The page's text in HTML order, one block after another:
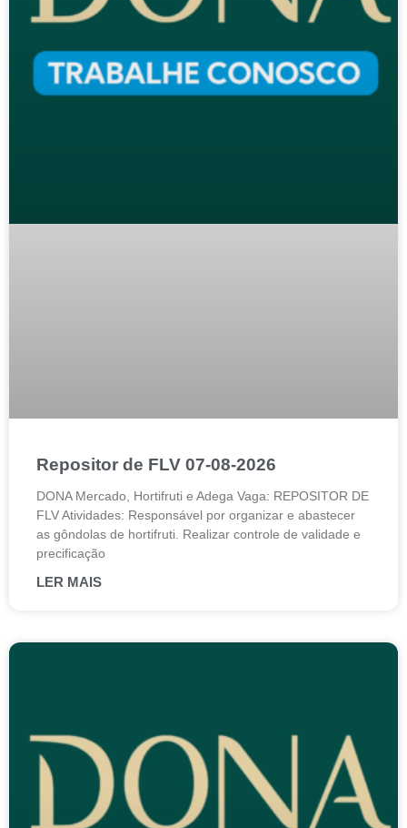
Repositor de FLV 07-08-2026
DONA Mercado, Hortifruti e Adega Vaga: REPOSITOR DE
FLV Atividades: Responsável por organizar e abastecer
as gôndolas de hortifruti. Realizar controle de validade e
precificação
LER MAIS